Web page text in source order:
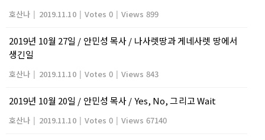
호산나 | 2019.11.10 | Votes 0 | Views 899
2019년 10월 27일 / 안민성 목사 / 나사렛땅과 게네사렛 땅에서
생긴일
호산나 | 2019.11.10 | Votes 0 | Views 843
2019년 10월 20일 / 안민성 목사 / Yes, No, 그리고 Wait
호산나 | 2019.11.10 | Votes 0 | Views 67140